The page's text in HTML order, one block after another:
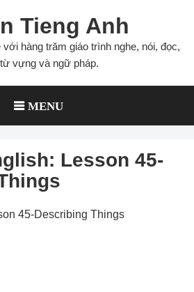
Tieng Anh
với hàng trăm giáo trình nghe, nói, đọc,
vựng và ngữ pháp.
MENU
Lesson 45-
45-Describing Things